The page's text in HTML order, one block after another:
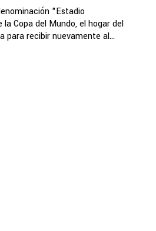
"Estadio
Copa del Mundo, el hogar del
para recibir nuevamente al...